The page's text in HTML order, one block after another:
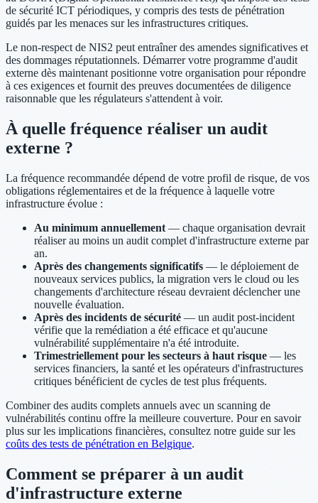
de sécurité ICT périodiques, y compris des tests de pénétration
guidés par les menaces sur les infrastructures critiques.
Le non-respect de NIS2 peut entraîner des amendes significatives et
des dommages réputationnels. Démarrer votre programme d'audit
externe dès maintenant positionne votre organisation pour répondre
à ces exigences et fournit des preuves documentées de diligence
raisonnable que les régulateurs s'attendent à voir.
À quelle fréquence réaliser un audit
externe ?
La fréquence recommandée dépend de votre profil de risque, de vos
obligations réglementaires et de la fréquence à laquelle votre
infrastructure évolue :
Au minimum annuellement — chaque organisation devrait
réaliser au moins un audit complet d'infrastructure externe par
an.
Après des changements significatifs — le déploiement de
nouveaux services publics, la migration vers le cloud ou les
changements d'architecture réseau devraient déclencher une
nouvelle évaluation.
Après des incidents de sécurité — un audit post-incident
vérifie que la remédiation a été efficace et qu'aucune
vulnérabilité supplémentaire n'a été introduite.
Trimestriellement pour les secteurs à haut risque — les
services financiers, la santé et les opérateurs d'infrastructures
critiques bénéficient de cycles de test plus fréquents.
Combiner des audits complets annuels avec un scanning de
vulnérabilités continu offre la meilleure couverture. Pour en savoir
plus sur les implications financières, consultez notre guide sur les
coûts des tests de pénétration en Belgique.
Comment se préparer à un audit
d'infrastructure externe